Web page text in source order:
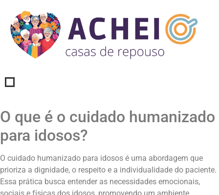
O que é o cuidado humanizado
para idosos?
O cuidado humanizado para idosos é uma abordagem que
prioriza a dignidade, o respeito e a individualidade do paciente.
Essa prática busca entender as necessidades emocionais,